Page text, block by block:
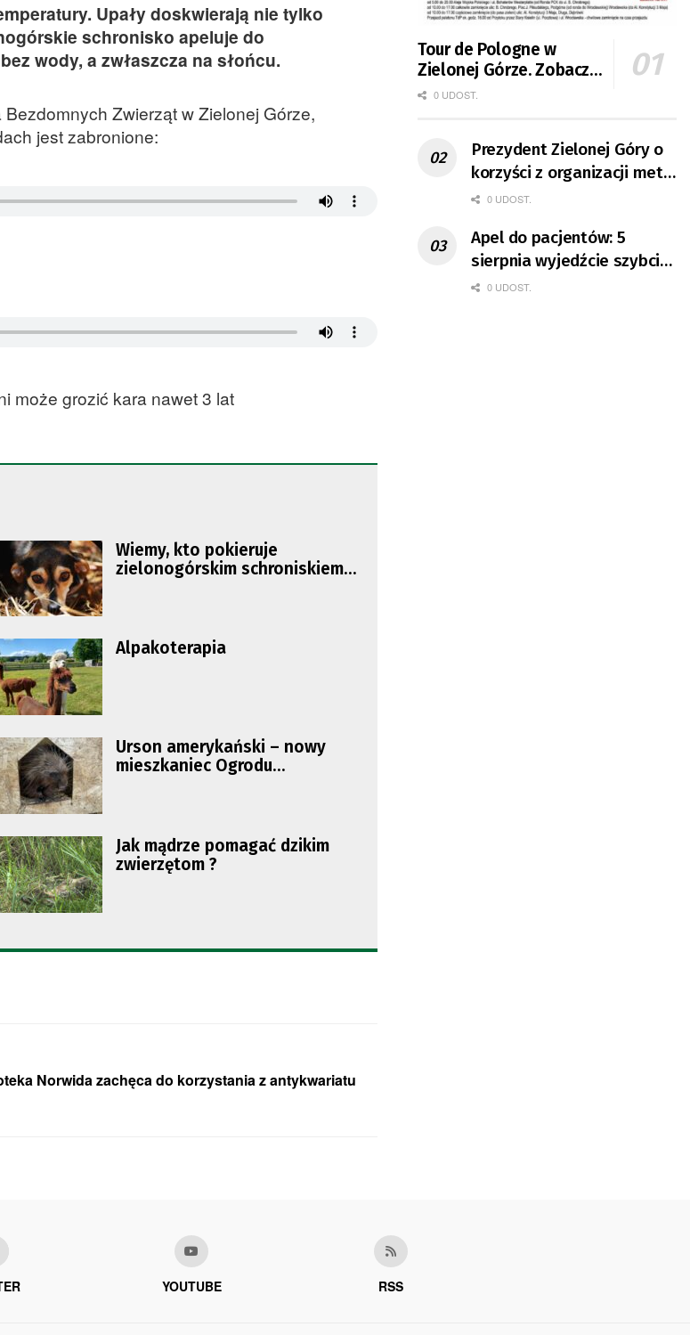
Upały doskwierają nie tylko
schronisko apeluje do
wody, a zwłaszcza na słońcu.
Zwierząt w Zielonej Górze,
jest zabronione:
może grozić kara nawet 3 lat
Wiemy, kto pokieruje
zielonogórskim schroniskiem
Alpakoterapia
Urson amerykański – nowy
mieszkaniec Ogrodu
Jak mądrze pomagać dzikim
zwierzętom ?
Norwida zachęca do korzystania z antykwariatu
Tour de Pologne w
Zielonej Górze. Zobacz
zmiany w organizacji
0 UDOST.
Prezydent Zielonej Góry o
korzyści z organizacji mety
Tour de Pologne
0 UDOST.
Apel do pacjentów: 5
sierpnia wyjedźcie szybciej
z domów
0 UDOST.
YOUTUBE RSS